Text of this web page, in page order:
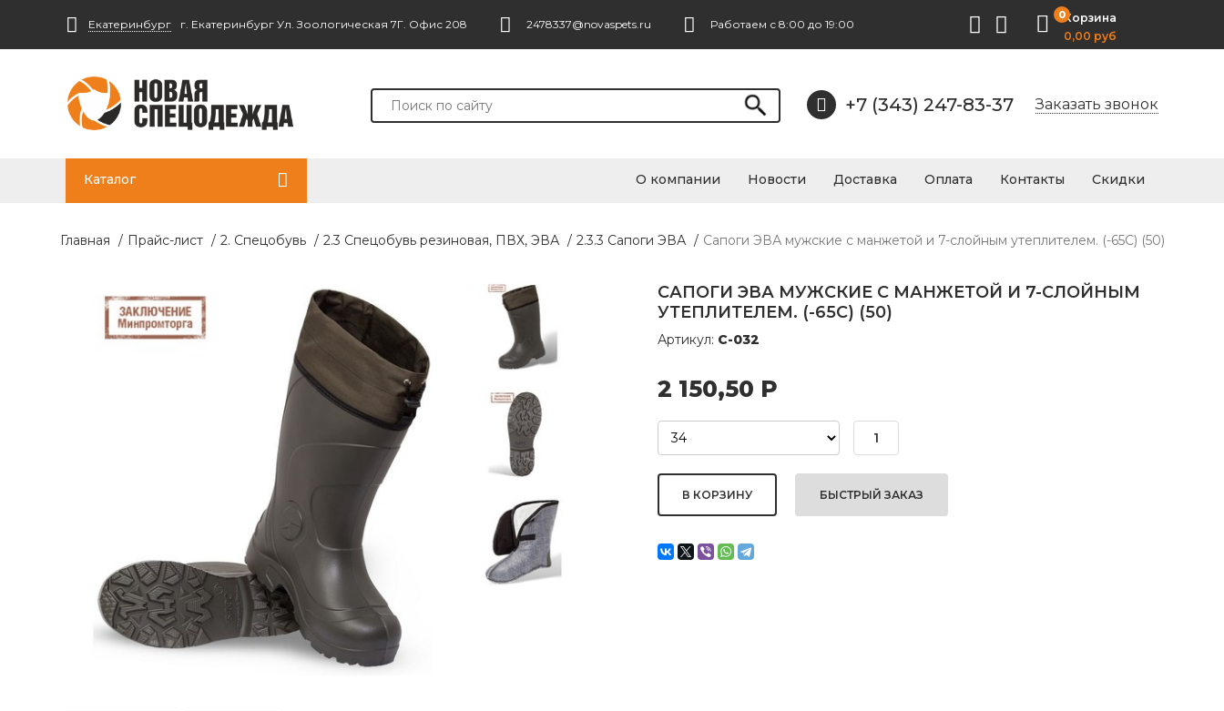
Екатеринбург г. Екатеринбург Ул. Зоологическая 7Г. Офис 208 2478337@novaspets.ru Работаем с 8:00 до 19:00
0Корзина
0,00 руб
+7 (343) 247-83-37 Заказать звонок
Каталог О компании Новости Доставка Оплата Контакты Скидки
Главная / Прайс-лист / 2. Спецобувь / 2.3 Спецобувь резиновая, ПВХ, ЭВА / 2.3.3 Сапоги ЭВА / Сапоги ЭВА мужские с манжетой и 7-слойным утеплителем. (-65С) (50)
САПОГИ ЭВА МУЖСКИЕ С МАНЖЕТОЙ И 7-СЛОЙНЫМ
УТЕПЛИТЕЛЕМ. (-65С) (50)
Артикул: С-032
2 150,50 Р
БЫСТРЫЙ ЗАКАЗ